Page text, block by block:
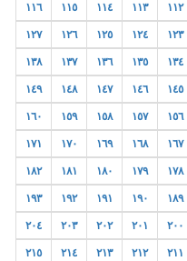
١١٢ ١١٣ ١١٤ ١١٥ ١١٦
١٢٣ ١٢٤ ١٢٥ ١٢٦ ١٢٧
١٣٤ ١٣٥ ١٣٦ ١٣٧ ١٣٨
١٤٥ ١٤٦ ١٤٧ ١٤٨ ١٤٩
١٥٦ ١٥٧ ١٥٨ ١٥٩ ١٦٠
١٦٧ ١٦٨ ١٦٩ ١٧٠ ١٧١
١٧٨ ١٧٩ ١٨٠ ١٨١ ١٨٢
١٨٩ ١٩٠ ١٩١ ١٩٢ ١٩٣
٢٠٠ ٢٠١ ٢٠٢ ٢٠٣ ٢٠٤
٢١١ ٢١٢ ٢١٣ ٢١٤ ٢١٥